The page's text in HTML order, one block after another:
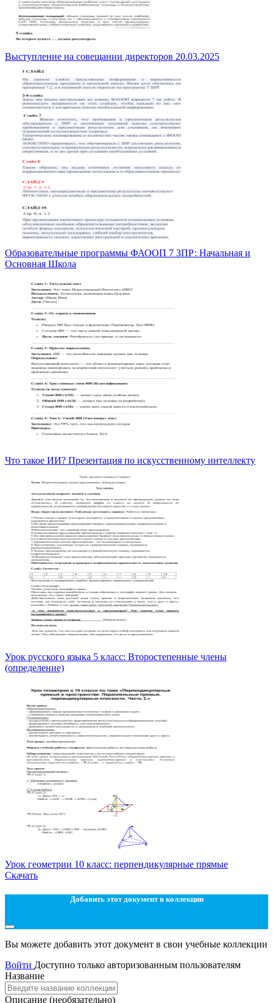
Выступление на совещании директоров 20.03.2025
Образовательные программы ФАООП 7 ЗПР: Начальная и
Основная Школа
Что такое ИИ? Презентация по искусственному интеллекту
Урок русского языка 5 класс: Второстепенные члены
(определение)
Урок геометрии 10 класс: перпендикулярные прямые
Скачать
Добавить этот документ в коллекции
Вы можете добавить этот документ в свои учебные коллекции
Войти Доступно только авторизованным пользователям
Название
Описание (необязательно)